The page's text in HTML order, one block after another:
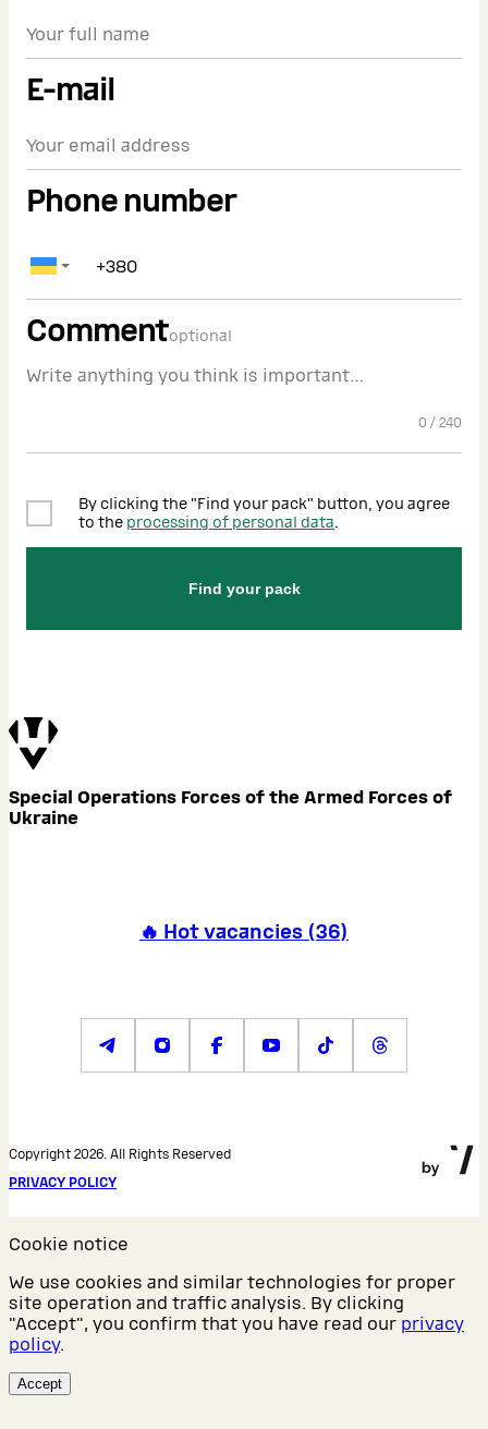
E-mail
Phone number
Commentoptional
0 / 240
By clicking the "Find your pack" button, you agree
to the processing of personal data.
Find your pack
Special Operations Forces of the Armed Forces of
Ukraine
🔥 Hot vacancies (36)
Copyright 2026. All Rights Reserved
PRIVACY POLICY
Cookie notice
We use cookies and similar technologies for proper
site operation and traffic analysis. By clicking
"Accept", you confirm that you have read our privacy
policy.
Accept